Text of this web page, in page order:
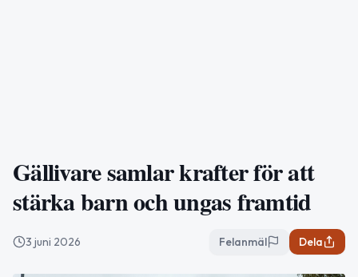
Gällivare samlar krafter för att
stärka barn och ungas framtid
3 juni 2026 Felanmäl Dela